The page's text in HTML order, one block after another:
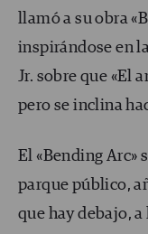
llamó a su obra
inspirándose en
Jr. sobre que «El
pero se inclina
El «Bending Arc»
parque público,
que hay debajo,